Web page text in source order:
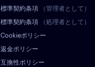
標準契約条項
（管理者として）
標準契約条項
（処理者として）
Cookieポリシー
返金ポリシー
互換性ポリシー